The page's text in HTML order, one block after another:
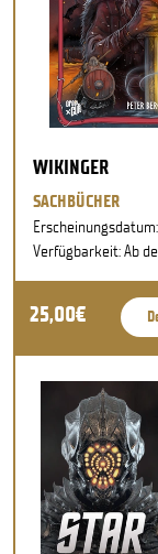
WIKINGER
SACHBÜCHER
Erscheinungsdatum:
Verfügbarkeit: Ab
25,00€